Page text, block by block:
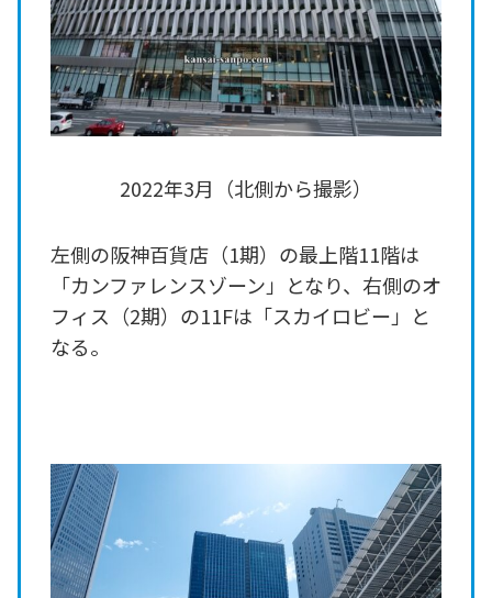
2022年3月（北側から撮影）
左側の阪神百貨店（1期）の最上階11階は
「カンファレンスゾーン」となり、右側のオ
フィス（2期）の11Fは「スカイロビー」と
なる。